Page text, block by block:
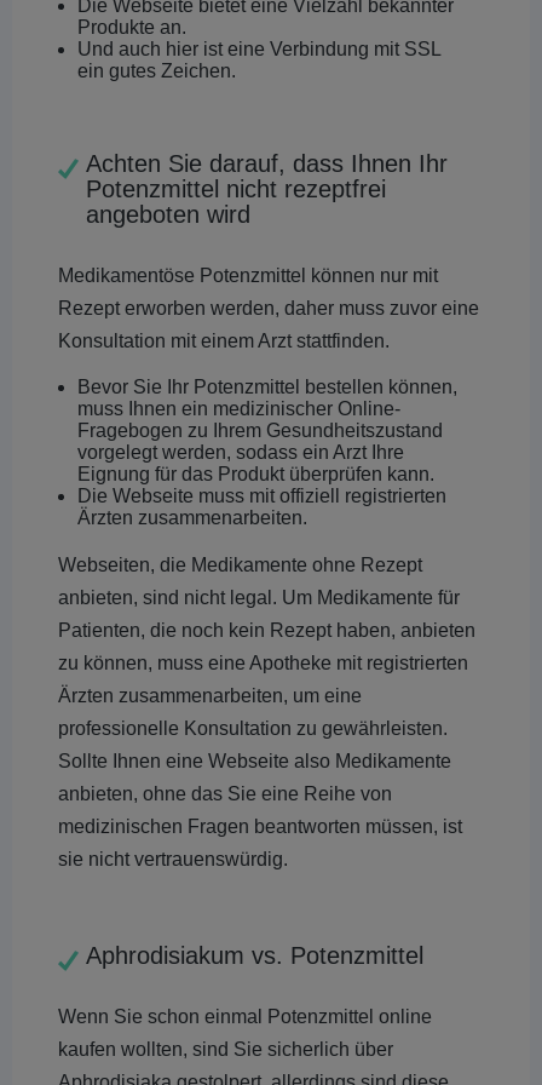
Die Webseite bietet eine Vielzahl bekannter
Produkte an.
Und auch hier ist eine Verbindung mit SSL
ein gutes Zeichen.
Achten Sie darauf, dass Ihnen Ihr
Potenzmittel nicht rezeptfrei
angeboten wird
Medikamentöse Potenzmittel können nur mit
Rezept erworben werden, daher muss zuvor eine
Konsultation mit einem Arzt stattfinden.
Bevor Sie Ihr Potenzmittel bestellen können,
muss Ihnen ein medizinischer Online-
Fragebogen zu Ihrem Gesundheitszustand
vorgelegt werden, sodass ein Arzt Ihre
Eignung für das Produkt überprüfen kann.
Die Webseite muss mit offiziell registrierten
Ärzten zusammenarbeiten.
Webseiten, die Medikamente ohne Rezept
anbieten, sind nicht legal. Um Medikamente für
Patienten, die noch kein Rezept haben, anbieten
zu können, muss eine Apotheke mit registrierten
Ärzten zusammenarbeiten, um eine
professionelle Konsultation zu gewährleisten.
Sollte Ihnen eine Webseite also Medikamente
anbieten, ohne das Sie eine Reihe von
medizinischen Fragen beantworten müssen, ist
sie nicht vertrauenswürdig.
Aphrodisiakum vs. Potenzmittel
Wenn Sie schon einmal Potenzmittel online
kaufen wollten, sind Sie sicherlich über